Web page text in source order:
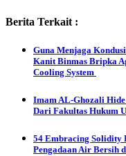
Berita Terkait :
Guna Menjaga
Kanit Binmas Bripka
Cooling System
Imam AL-Ghozali
Dari Fakultas Hukum
54 Embracing Solidity
Pengadaan Air Bersih